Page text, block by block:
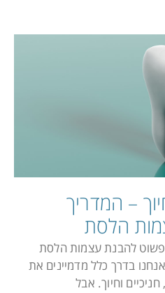
– המדריך
הלסת
להבנת עצמות הלסת
בדרך כלל מדמיינים את
וחיוך. אבל